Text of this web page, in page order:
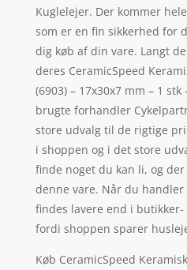
Kuglelejer. Der kommer
som er en fin sikkerhed for
dig køb af din vare. Langt
deres CeramicSpeed
(6903) – 17x30x7 mm – 1
brugte forhandler
store udvalg til de rigtige
i shoppen og i det store
finde noget du kan li, og
denne vare. Når du
findes lavere end i
fordi shoppen sparer
Køb CeramicSpeed